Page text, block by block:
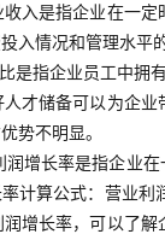
入是指企业在一
入情况和管理水
是指企业员工中拥
才储备可以为企
势不明显。
润增长率是指企业
计算公式：营业
增长率，可以了